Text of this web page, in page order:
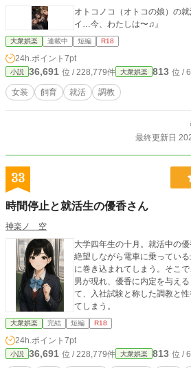
オトコノコ（オトコの娘）の
イ…今、わたしは〜♫』
大衆娯楽 連載中 短編 R18
24h.ポイント 7pt
小説 36,691 位 / 228,779件 大衆娯楽 813 位 /
女装 飼育 就活 調教
最終更新日
33
時間停止と就活生の優香さん
神楽ノ 空
大学四年生の十月。就活中の
絶望しながら電車に乗ってい
に巻き込まれてしまう。そこ
男が現れ、優香に内定を与え
て、入社試験と称した調教と
てしまう。
大衆娯楽 完結 短編 R18
24h.ポイント 7pt
小説 36,691 位 / 228,779件 大衆娯楽 813 位 /